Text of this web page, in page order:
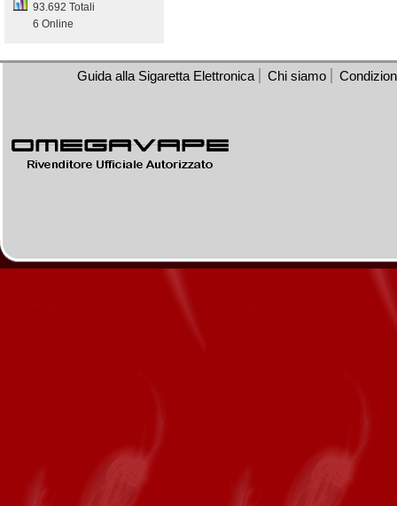
93.692 Totali
6 Online
Guida alla Sigaretta Elettronica Chi siamo